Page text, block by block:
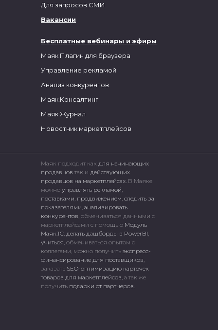
Бесплатные вебинары и эфиры
Маяк Плагин для браузера
Управление рекламой
Анализ конкурентов
Маяк.Консалтинг
Маяк.Журнал
Новостник маркетплейсов
Для запросов СМИ
Вакансии
Маяк подходит как для начинающих
продавцов так и действующих
продавцов на маркетплейсах. В Маяке
можно управлять рекламой
поставками продвижением следить за
показателями анализировать
конкурентов , обмениваться данными с
маркетплейсами c помощью Модуль
Маяк.1С делать дашборды в PowerBI
учиться , обмениваться опытом с
коллегами, можно получить экспресс-
финансирование для поставщиков
заказать SEO-оптимизацию карточек
товаров для маркетплейсов , а так же
получить подарки от партнеров